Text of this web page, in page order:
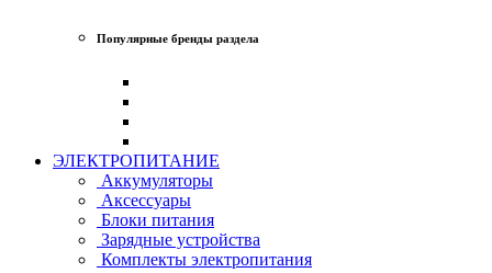
Популярные бренды раздела
ЭЛЕКТРОПИТАНИЕ
Аккумуляторы
Аксессуары
Блоки питания
Зарядные устройства
Комплекты электропитания